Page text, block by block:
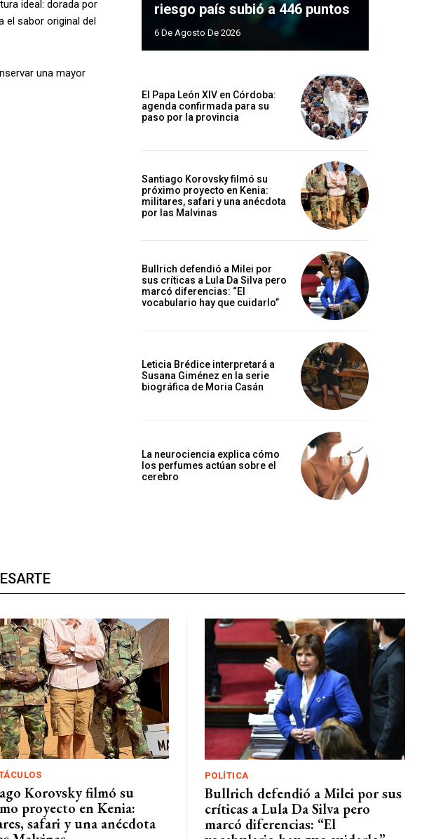
ideal: dorada por
el sabor original del
una mayor
riesgo país subió a 446 puntos
6 De Agosto De 2026
El Papa León XIV en Córdoba:
agenda confirmada para su
paso por la provincia
Santiago Korovsky filmó su
próximo proyecto en Kenia:
militares, safari y una anécdota
por las Malvinas
Bullrich defendió a Milei por
sus críticas a Lula Da Silva pero
marcó diferencias: “El
vocabulario hay que cuidarlo”
Leticia Brédice interpretará a
Susana Giménez en la serie
biográfica de Moria Casán
La neurociencia explica cómo
los perfumes actúan sobre el
cerebro
Korovsky filmó su
proyecto en Kenia:
safari y una anécdota
POLÍTICA
Bullrich defendió a Milei por sus
críticas a Lula Da Silva pero
marcó diferencias: “El